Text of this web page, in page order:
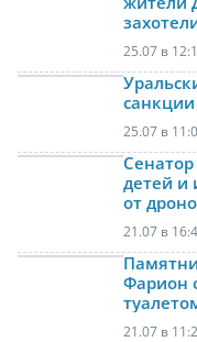
25.07 в
25.07 в
детей и
от
21.07 в
Фарион
21.07 в